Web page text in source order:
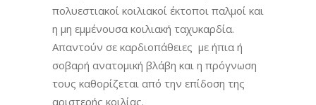
πολυεστιακοί κοιλιακοί έκτοποι παλμοί και
η μη εμμένουσα κοιλιακή ταχυκαρδία.
Απαντούν σε καρδιοπάθειες με ήπια ή
σοβαρή ανατομική βλάβη και η πρόγνωση
τους καθορίζεται από την επίδοση της
αριστερής κοιλίας.